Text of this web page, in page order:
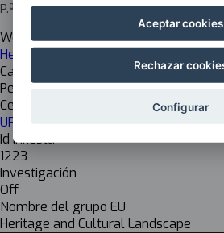
P.º de la Universidad, 5, 01006 Vitoria-
Web del centro
Heritage and Cultural Landscape
Cargo del responsable
Personal docente e investigador
Centro de investigación
UPV EHU Letras
Id Inkesta
1223
Investigación
Off
Nombre del grupo EU
Heritage and Cultural Landscape
Aceptar cookies
Rechazar
Configurar